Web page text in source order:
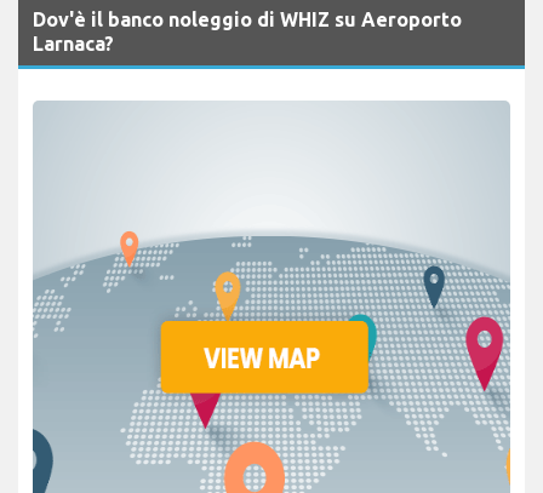
Dov'è il banco noleggio di WHIZ su Aeroporto
Larnaca?